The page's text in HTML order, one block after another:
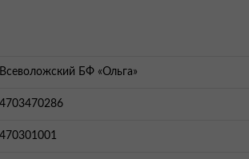
Всеволожский БФ «Ольга»
4703470286
470301001